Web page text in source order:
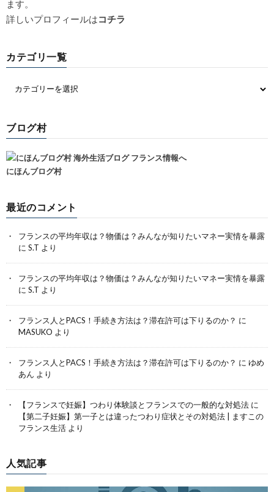
ます。
詳しいプロフィールはコチラ
カテゴリ一覧
ブログ村
にほんブログ村
最近のコメント
フランスの平均年収は？物価は？みんなが知りたいマネー実情を暴露
に S.T より
フランスの平均年収は？物価は？みんなが知りたいマネー実情を暴露
に S.T より
フランス人とPACS！手続き方法は？滞在許可は下りるのか？ に
MASUKO より
フランス人とPACS！手続き方法は？滞在許可は下りるのか？ に ゆめ
あん より
【フランスで妊娠】つわり体験談とフランスでの一般的な対処法 に
【第二子妊娠】第一子とは違ったつわり症状とその対処法 | ますこの
フランス生活 より
人気記事